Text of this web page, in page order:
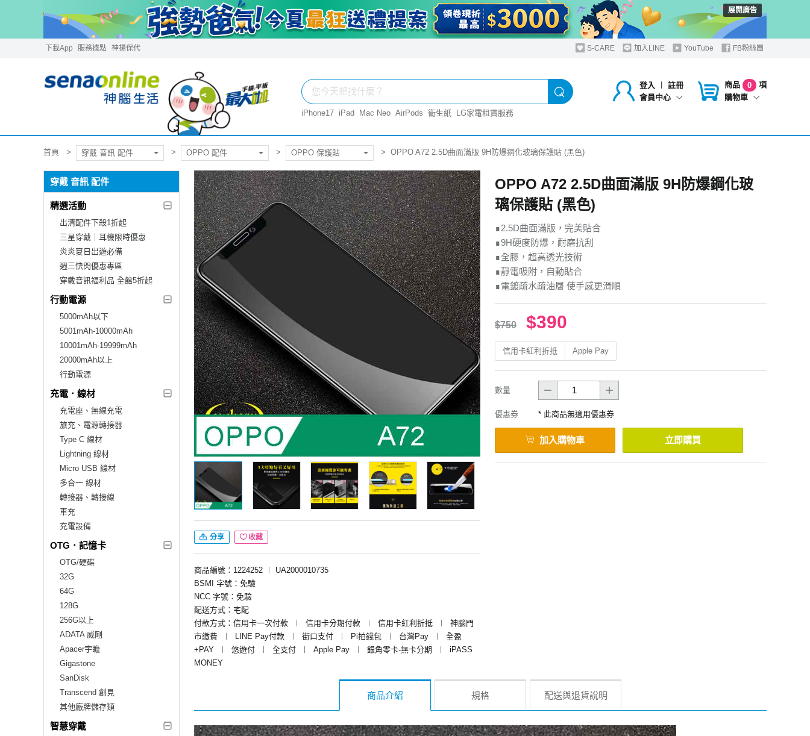
展開廣告
下載App 服務據點 神揚保代 S-CARE 加入LINE YouTube FB粉絲團
登入 ︱
註冊
會員中心
商品 0
項
購物車
iPhone17 iPad Mac Neo AirPods 衛生紙 LG家電租賃服務
首頁 穿戴 音訊 配件 OPPO 配件 OPPO 保護貼 OPPO A72 2.5D曲面滿版 9H防爆鋼化玻璃保護貼 (黑色)
穿戴 音訊 配件
精選活動
出清配件下殺1折起
三星穿戴｜耳機限時優惠
炎炎夏日出遊必備
週三快閃優惠專區
穿戴音訊福利品 全館5折起
行動電源
5000mAh以下
5001mAh-10000mAh
10001mAh-19999mAh
20000mAh以上
行動電源
充電．線材
充電座、無線充電
旅充、電源轉接器
Type C 線材
Lightning 線材
Micro USB 線材
多合一 線材
轉接器、轉接線
車充
充電設備
OTG．記憶卡
OTG/硬碟
32G
64G
128G
256G以上
ADATA 威剛
Apacer宇瞻
Gigastone
SanDisk
Transcend 創見
其他廠牌儲存類
智慧穿戴
分享 收藏
商品編號：1224252 ︱
UA2000010735
BSMI 字號：免驗
NCC 字號：免驗
配送方式：宅配
付款方式：信用卡一次付款
︱ 信用卡分期付款 ︱ 信用卡紅利折抵 ︱
神腦門
市繳費
︱ LINE Pay付款 ︱ 街口支付 ︱ Pi拍錢包 ︱ 台灣Pay ︱
全盈
+PAY
︱ 悠遊付 ︱ 全支付 ︱ Apple Pay ︱ 銀角零卡-無卡分期 ︱
iPASS
MONEY
OPPO A72 2.5D曲面滿版 9H防爆鋼化玻
璃保護貼 (黑色)
∎2.5D曲面滿版，完美貼合
∎9H硬度防爆，耐磨抗刮
∎全膠，超高透光技術
∎靜電吸附，自動貼合
∎電鍍疏水疏油層 使手感更滑順
$750 $390
信用卡紅利折抵 Apple Pay
數量
優惠券 * 此商品無適用優惠券
加入購物車 立即購買
商品介紹 規格 配送與退貨說明